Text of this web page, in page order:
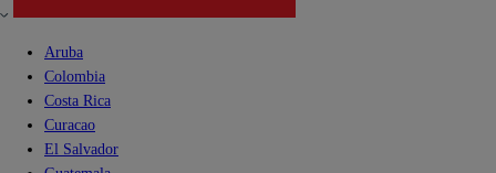
Aruba
Colombia
Costa Rica
Curacao
El Salvador